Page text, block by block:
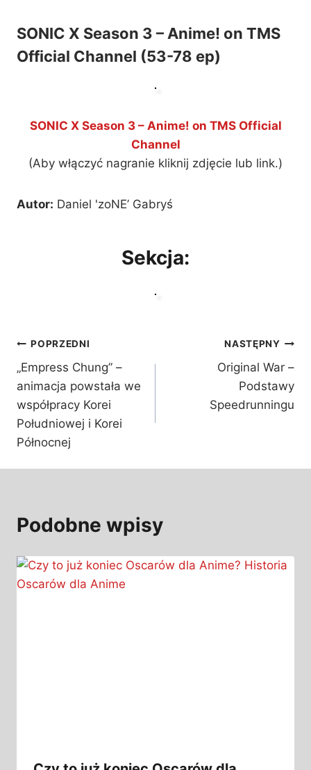
SONIC X Season 3 – Anime! on TMS
Official Channel (53-78 ep)
SONIC X Season 3 – Anime! on TMS Official
Channel
(Aby włączyć nagranie kliknij zdjęcie lub link.)
Autor: Daniel 'zoNE’ Gabryś
Sekcja:
Nawigacja
wpisu
POPRZEDNI
„Empress Chung” –
animacja powstała we
współpracy Korei
Południowej i Korei
Północnej
NASTĘPNY
Original War –
Podstawy
Speedrunningu
Podobne wpisy